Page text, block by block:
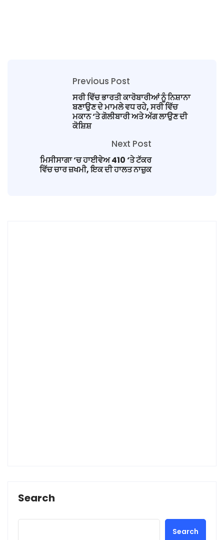
Previous Post
ਸਰੀ ਵਿੱਚ ਭਾਰਤੀ ਕਾਰੋਬਾਰੀਆਂ ਨੂੰ ਨਿਸ਼ਾਨਾ
ਬਣਾਉਣ ਦੇ ਮਾਮਲੇ ਵਧ ਰਹੇ, ਸਰੀ ਵਿੱਚ
ਮਕਾਨ ‘ਤੇ ਗੋਲੀਬਾਰੀ ਅਤੇ ਅੱਗ ਲਾਉਣ ਦੀ
ਕੋਸ਼ਿਸ਼
Next Post
ਮਿਸੀਸਾਗਾ ‘ਚ ਹਾਈਵੇਅ 410 ‘ਤੇ ਟੱਕਰ
ਵਿੱਚ ਚਾਰ ਜ਼ਖਮੀ, ਇਕ ਦੀ ਹਾਲਤ ਨਾਜ਼ੁਕ
Search
Search